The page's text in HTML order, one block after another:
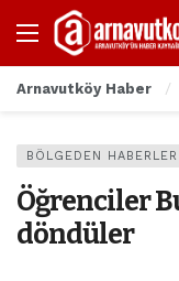
Arnavutköy Haber
BÖLGEDEN HABERLER
Öğrenciler
döndüler